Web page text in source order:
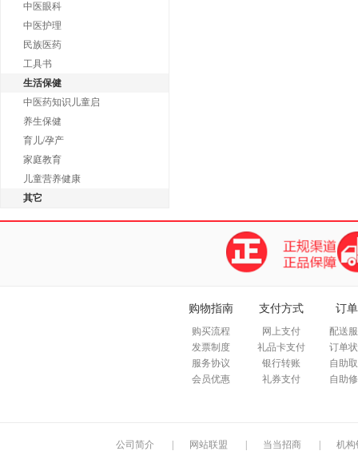
中医眼科
中医护理
民族医药
工具书
生活保健
中医药知识儿童启
养生保健
育儿/孕产
家庭教育
儿童营养健康
其它
购物指南
购买流程
发票制度
服务协议
会员优惠
支付方式
网上支付
礼品卡支付
银行转账
礼券支付
订
配送
订单
自助
自助
公司简介 网站联盟 当当招商 机构